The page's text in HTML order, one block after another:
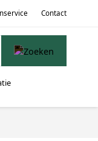
Contact